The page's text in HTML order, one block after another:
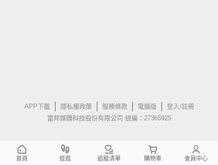
APP下載 隱私權政策 服務條款 電腦版
登入/註冊
富邦媒體科技股份有限公司 統編：27365925
首頁 逛逛 追蹤清單 購物車 會員中心